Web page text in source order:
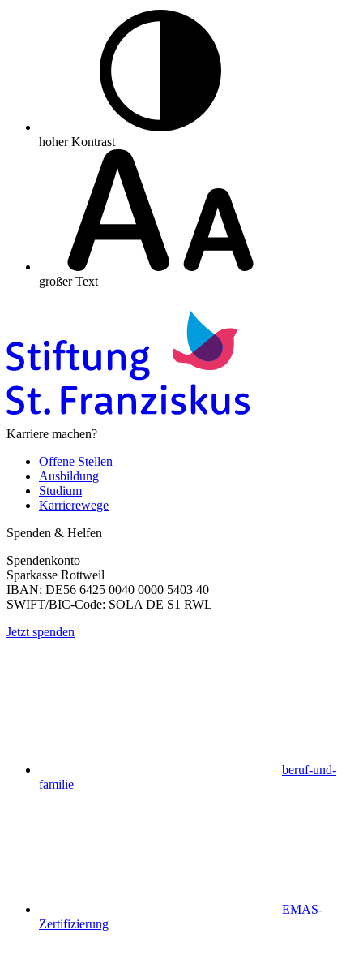
hoher Kontrast
großer Text
Karriere machen?
Offene Stellen
Ausbildung
Studium
Karrierewege
Spenden & Helfen
Spendenkonto
Sparkasse Rottweil
IBAN: DE56 6425 0040 0000 5403 40
SWIFT/BIC-Code: SOLA DE S1 RWL
Jetzt spenden
beruf-und-
familie
EMAS-
Zertifizierung